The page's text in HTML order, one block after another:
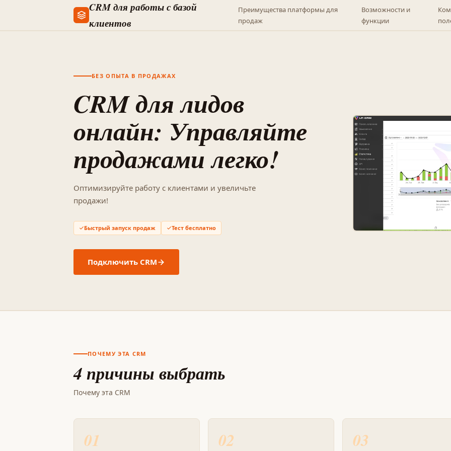
CRM для работы с базой
клиентов
Преимущества платформы для
продаж
Возможности и
функции
БЕЗ ОПЫТА В ПРОДАЖАХ
CRM для лидов
онлайн: Управляйте
продажами легко!
Оптимизируйте работу с клиентами и увеличьте
продажи!
Быстрый запуск продаж Тест бесплатно
Подключить CRM
ПОЧЕМУ ЭТА CRM
4 причины выбрать
Почему эта CRM
01 02 03